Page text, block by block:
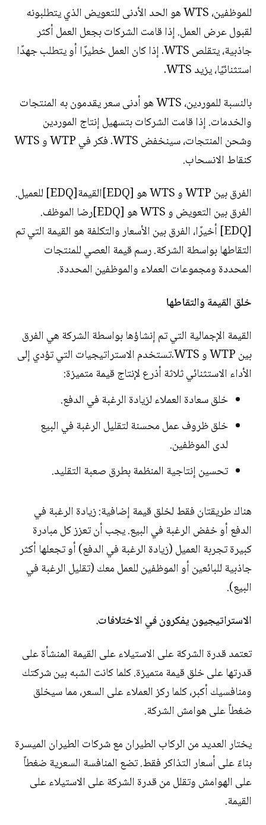
للموظفين، WTS هو الحد الأدنى للتعويض الذي يتطلبونه
لقبول عرض العمل. إذا قامت الشركات بجعل العمل أكثر
جاذبية، يتقلص WTS. إذا كان العمل خطيرًا أو يتطلب جهدًا
استثنائيًا، يزيد WTS.
بالنسبة للموردين، WTS هو أدنى سعر يقدمون به المنتجات
والخدمات. إذا قامت الشركات بتسهيل إنتاج الموردين
وشحن المنتجات، سينخفض WTS. فكر في WTP و WTS
كنقاط الانسحاب.
الفرق بين WTP و WTS هو [EDQ]القيمة[EDQ] للعميل.
الفرق بين التعويض و WTS هو [EDQ]رضا الموظف.
[EDQ] أخيرًا، الفرق بين الأسعار والتكلفة هو القيمة التي تم
التقاطها بواسطة الشركة. رسم قيمة العصي للمنتجات
المحددة ومجموعات العملاء والموظفين المحددة.
خلق القيمة والتقاطها
القيمة الإجمالية التي تم إنشاؤها بواسطة الشركة هي الفرق
بين WTP و WTS.تستخدم الاستراتيجيات التي تؤدي إلى
الأداء الاستثنائي ثلاثة أذرع لإنتاج قيمة متميزة:
خلق سعادة العملاء لزيادة الرغبة في الدفع.
خلق ظروف عمل محسنة لتقليل الرغبة في البيع
لدى الموظفين.
تحسين إنتاجية المنظمة بطرق صعبة التقليد.
هناك طريقتان فقط لخلق قيمة إضافية: زيادة الرغبة في
الدفع أو خفض الرغبة في البيع. يجب أن تعزز كل مبادرة
كبيرة تجربة العميل (زيادة الرغبة في الدفع) أو تجعلها أكثر
جاذبية للبائعين أو الموظفين للعمل معك (تقليل الرغبة في
البيع).
الاستراتيجيون يفكرون في الاختلافات.
تعتمد قدرة الشركة على الاستيلاء على القيمة المنشأة على
قدرتها على خلق قيمة متميزة. كلما كانت الشبه بين شركتك
ومنافسيك أكبر، كلما ركز العملاء على السعر، مما سيخلق
ضغطاً على هوامش الشركة.
يختار العديد من الركاب الطيران مع شركات الطيران الميسرة
بناءً على أسعار التذاكر فقط. تضع المنافسة السعرية ضغطاً
على الهوامش وتقلل من قدرة الشركة على الاستيلاء على
القيمة.